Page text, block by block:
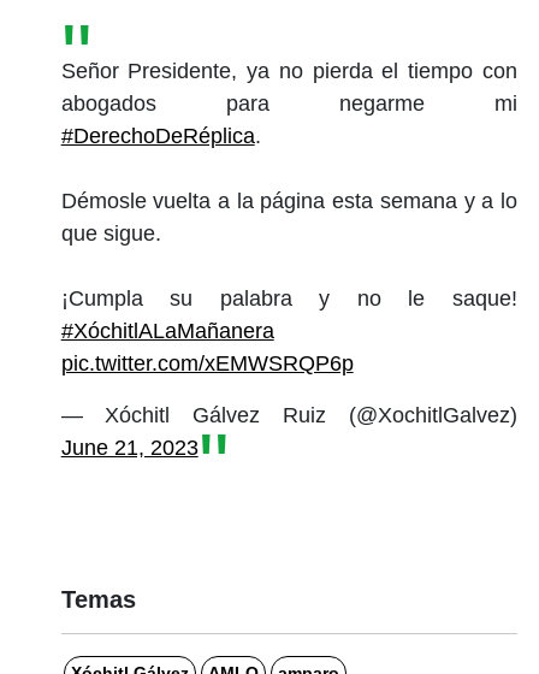
Señor Presidente, ya no pierda el tiempo con
abogados para negarme mi
#DerechoDeRéplica.
Démosle vuelta a la página esta semana y a lo
que sigue.
¡Cumpla su palabra y no le saque!
#XóchitlALaMañanera
pic.twitter.com/xEMWSRQP6p
— Xóchitl Gálvez Ruiz (@XochitlGalvez)
June 21, 2023
Temas